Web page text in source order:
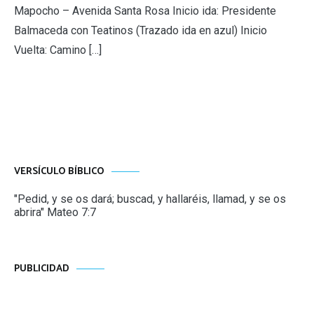
Mapocho – Avenida Santa Rosa Inicio ida: Presidente
Balmaceda con Teatinos (Trazado ida en azul) Inicio
Vuelta: Camino […]
VERSÍCULO BÍBLICO
"Pedid, y se os dará; buscad, y hallaréis, llamad, y se os
abrira" Mateo 7:7
PUBLICIDAD